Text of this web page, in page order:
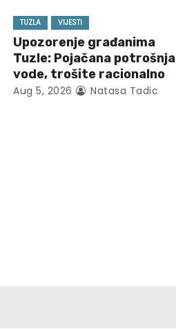
TUZLA VIJESTI
Upozorenje građanima
Tuzle: Pojačana potrošnja
vode, trošite racionalno
Aug 5, 2026 Natasa Tadic